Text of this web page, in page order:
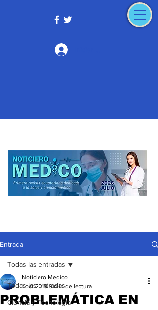
Entrada
Todas las entradas
Ciencia y Tecnología
Todas las entradas
PROBLEMÁTICA EN
Noticiero Medico
1 oct 2019 9 min de lectura